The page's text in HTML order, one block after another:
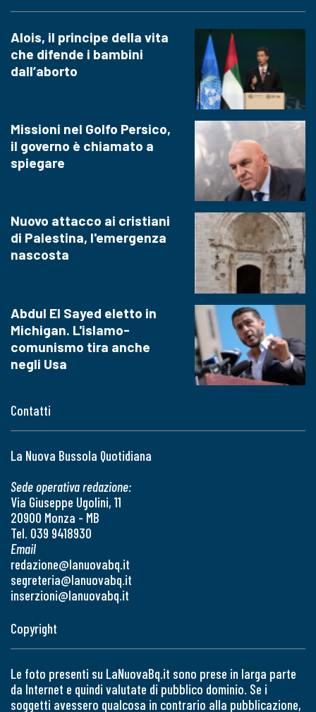
Contatti
La Nuova Bussola Quotidiana
Sede operativa redazione:
Via Giuseppe Ugolini, 11
20900 Monza - MB
Tel. 039 9418930
Email
redazione@lanuovabq.it
segreteria@lanuovabq.it
inserzioni@lanuovabq.it
Alois, il principe della vita
che difende i bambini
dall’aborto
Missioni nel Golfo Persico,
il governo è chiamato a
spiegare
Nuovo attacco ai cristiani
di Palestina, l'emergenza
nascosta
Abdul El Sayed eletto in
Michigan. L'islamo-
comunismo tira anche
negli Usa
Copyright
Le foto presenti su LaNuovaBq.it sono prese in larga parte
da Internet e quindi valutate di pubblico dominio. Se i
soggetti avessero qualcosa in contrario alla pubblicazione,